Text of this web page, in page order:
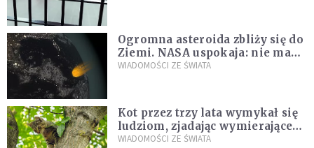
Ogromna asteroida zbliży się do
Ziemi. NASA uspokaja: nie ma
zagrożenia
WIADOMOŚCI ZE ŚWIATA
Kot przez trzy lata wymykał się
ludziom, zjadając wymierające
kaczki. W końcu popełnił
WIADOMOŚCI ZE ŚWIATA